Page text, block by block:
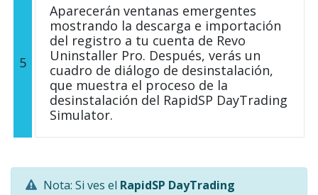
5
Aparecerán ventanas emergentes
mostrando la descarga e importación
del registro a tu cuenta de Revo
Uninstaller Pro. Después, verás un
cuadro de diálogo de desinstalación,
que muestra el proceso de la
desinstalación del RapidSP DayTrading
Simulator.
Nota: Si ves el RapidSP DayTrading